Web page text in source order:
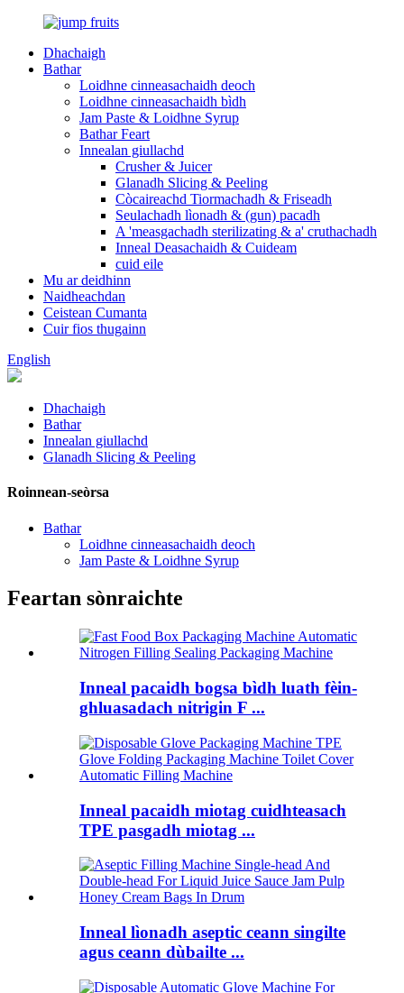
Dhachaigh
Bathar
Loidhne cinneasachaidh deoch
Loidhne cinneasachaidh bìdh
Jam Paste & Loidhne Syrup
Bathar Feart
Innealan giullachd
Crusher & Juicer
Glanadh Slicing & Peeling
Còcaireachd Tiormachadh & Friseadh
Seulachadh lìonadh & (gun) pacadh
A 'measgachadh sterilizating & a' cruthachadh
Inneal Deasachaidh & Cuideam
cuid eile
Mu ar deidhinn
Naidheachdan
Ceistean Cumanta
Cuir fios thugainn
English
Dhachaigh
Bathar
Innealan giullachd
Glanadh Slicing & Peeling
Roinnean-seòrsa
Bathar
Loidhne cinneasachaidh deoch
Jam Paste & Loidhne Syrup
Feartan sònraichte
Inneal pacaidh bogsa bìdh luath fèin-
ghluasadach nitrigin F ...
Inneal pacaidh miotag cuidhteasach
TPE pasgadh miotag ...
Inneal lìonadh aseptic ceann singilte
agus ceann dùbailte ...